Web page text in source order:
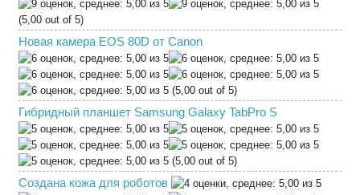
(5,00 out of 5)
Новая камера EOS 80D от Canon
(5,00 out of 5)
Гибридный планшет Samsung Galaxy TabPro S
(5,00 out of 5)
Создана кожа для роботов